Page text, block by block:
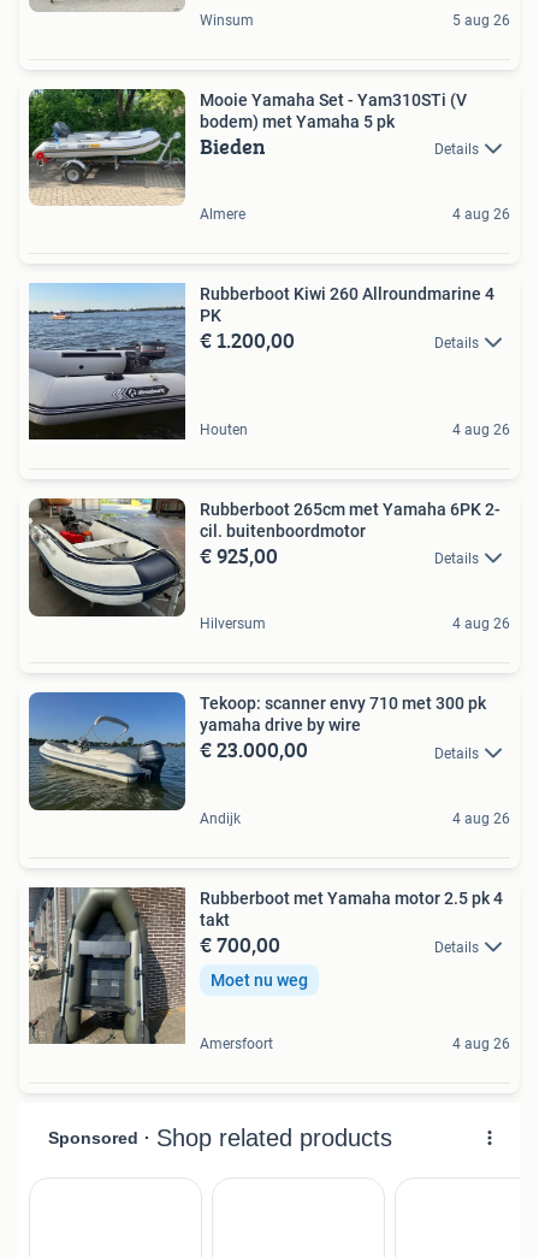
Winsum 5 aug 26
Mooie Yamaha Set - Yam310STi (V
bodem) met Yamaha 5 pk
Bieden Details
Almere 4 aug 26
Rubberboot Kiwi 260 Allroundmarine 4
PK
€ 1.200,00 Details
Houten 4 aug 26
Rubberboot 265cm met Yamaha 6PK 2-
cil. buitenboordmotor
€ 925,00 Details
Hilversum 4 aug 26
Tekoop: scanner envy 710 met 300 pk
yamaha drive by wire
€ 23.000,00 Details
Andijk 4 aug 26
Rubberboot met Yamaha motor 2.5 pk 4
takt
€ 700,00 Details
Moet nu weg
Amersfoort 4 aug 26